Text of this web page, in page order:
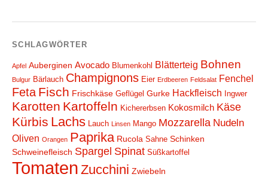
SCHLAGWÖRTER
Apfel Auberginen Avocado Blumenkohl Blätterteig Bohnen
Bulgur Bärlauch Champignons Eier Erdbeeren Feldsalat Fenchel
Feta Fisch Frischkäse Geflügel Gurke Hackfleisch Ingwer
Karotten Kartoffeln Kichererbsen Kokosmilch Käse
Kürbis Lachs Lauch Linsen Mango Mozzarella Nudeln
Oliven Orangen Paprika Rucola Sahne Schinken
Schweinefleisch Spargel Spinat Süßkartoffel
Tomaten Zucchini Zwiebeln